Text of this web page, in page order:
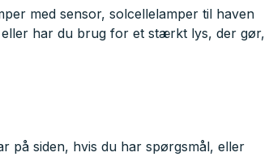
med sensor, solcellelamper til haven
eller har du brug for et stærkt lys, der gør,
på siden, hvis du har spørgsmål, eller